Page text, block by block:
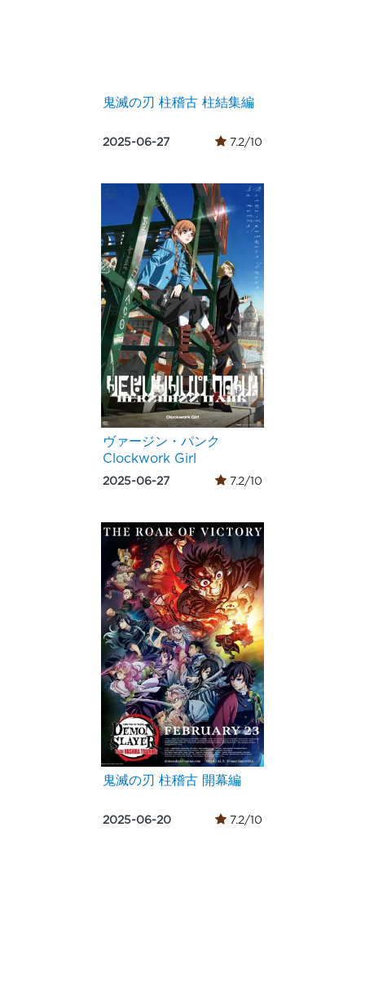
鬼滅の刃 柱稽古 柱結集編
2025-06-27 7.2/10
ヴァージン・パンク
Clockwork Girl
2025-06-27 7.2/10
鬼滅の刃 柱稽古 開幕編
2025-06-20 7.2/10